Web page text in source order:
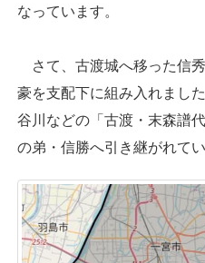
なっています。
さて、古渡城へ移った信
豪を支配下に組み入れまし
谷川などの「古渡・末森譜
の弟・信勝へ引き継がれてい